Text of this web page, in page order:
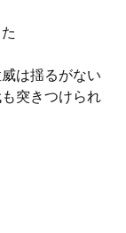
は揺るがない
突きつけられ